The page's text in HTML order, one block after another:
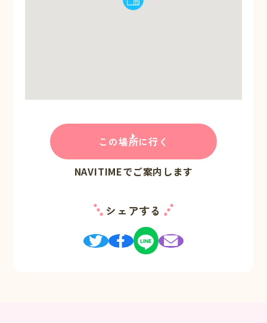
この場所に行く
NAVITIMEでご案内します
シェアする